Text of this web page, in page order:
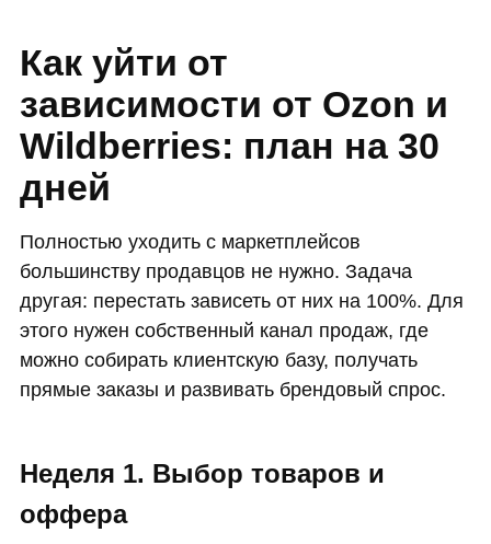
Как уйти от
зависимости от Ozon и
Wildberries: план на 30
дней
Полностью уходить с маркетплейсов
большинству продавцов не нужно. Задача
другая: перестать зависеть от них на 100%. Для
этого нужен собственный канал продаж, где
можно собирать клиентскую базу, получать
прямые заказы и развивать брендовый спрос.
Неделя 1. Выбор товаров и
оффера